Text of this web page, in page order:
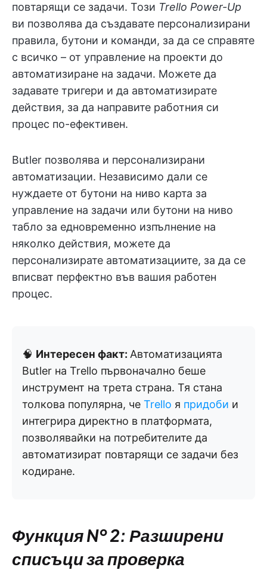
повтарящи се задачи. Този Trello Power-Up
ви позволява да създавате персонализирани
правила, бутони и команди, за да се справяте
с всичко – от управление на проекти до
автоматизиране на задачи. Можете да
задавате тригери и да автоматизирате
действия, за да направите работния си
процес по-ефективен.
Butler позволява и персонализирани
автоматизации. Независимо дали се
нуждаете от бутони на ниво карта за
управление на задачи или бутони на ниво
табло за едновременно изпълнение на
няколко действия, можете да
персонализирате автоматизациите, за да се
вписват перфектно във вашия работен
процес.
🧠 Интересен факт: Автоматизацията
Butler на Trello първоначално беше
инструмент на трета страна. Тя стана
толкова популярна, че Trello я придоби и
интегрира директно в платформата,
позволявайки на потребителите да
автоматизират повтарящи се задачи без
кодиране.
Функция № 2: Разширени
списъци за проверка